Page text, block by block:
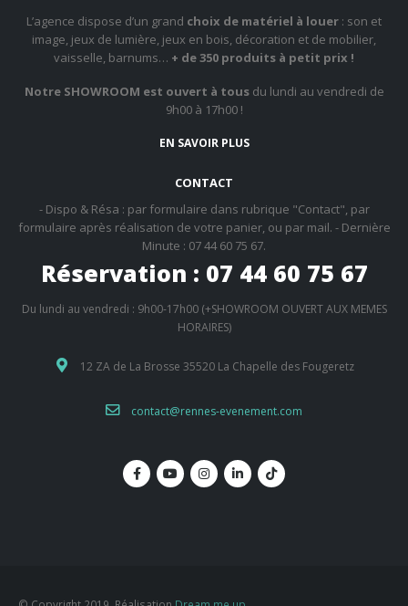
L’agence dispose d’un grand choix de matériel à louer : son et
image, jeux de lumière, jeux en bois, décoration et de mobilier,
vaisselle, barnums… + de 350 produits à petit prix !
Notre SHOWROOM est ouvert à tousdu lundi au vendredi de
9h00 à 17h00 !
EN SAVOIR PLUS
CONTACT
- Dispo & Résa : par formulaire dans rubrique "Contact", par
formulaire après réalisation de votre panier, ou par mail. - Dernière
Minute : 07 44 60 75 67.
Réservation : 07 44 60 75 67
Du lundi au vendredi : 9h00-17h00 (+SHOWROOM OUVERT AUX MEMES
HORAIRES)
12 ZA de La Brosse 35520 La Chapelle des Fougeretz
contact@rennes-evenement.com